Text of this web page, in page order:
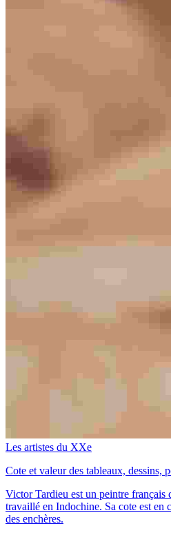
Les artistes du XXe
Cote et valeur des tableaux, dessins,
Victor Tardieu est un peintre français
travaillé en Indochine. Sa cote est en
des enchères.